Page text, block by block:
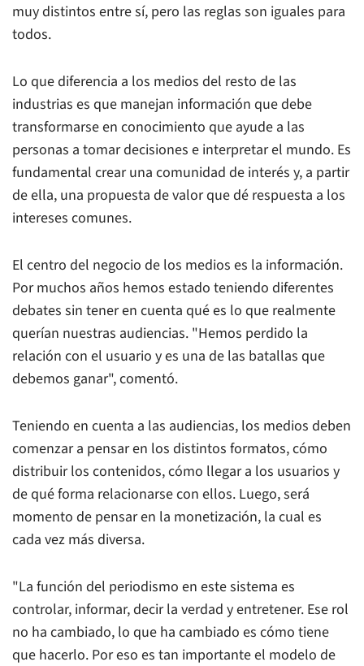
muy distintos entre sí, pero las reglas son iguales para
todos.
Lo que diferencia a los medios del resto de las
industrias es que manejan información que debe
transformarse en conocimiento que ayude a las
personas a tomar decisiones e interpretar el mundo. Es
fundamental crear una comunidad de interés y, a partir
de ella, una propuesta de valor que dé respuesta a los
intereses comunes.
El centro del negocio de los medios es la información.
Por muchos años hemos estado teniendo diferentes
debates sin tener en cuenta qué es lo que realmente
querían nuestras audiencias. "Hemos perdido la
relación con el usuario y es una de las batallas que
debemos ganar", comentó.
Teniendo en cuenta a las audiencias, los medios deben
comenzar a pensar en los distintos formatos, cómo
distribuir los contenidos, cómo llegar a los usuarios y
de qué forma relacionarse con ellos. Luego, será
momento de pensar en la monetización, la cual es
cada vez más diversa.
"La función del periodismo en este sistema es
controlar, informar, decir la verdad y entretener. Ese rol
no ha cambiado, lo que ha cambiado es cómo tiene
que hacerlo. Por eso es tan importante el modelo de